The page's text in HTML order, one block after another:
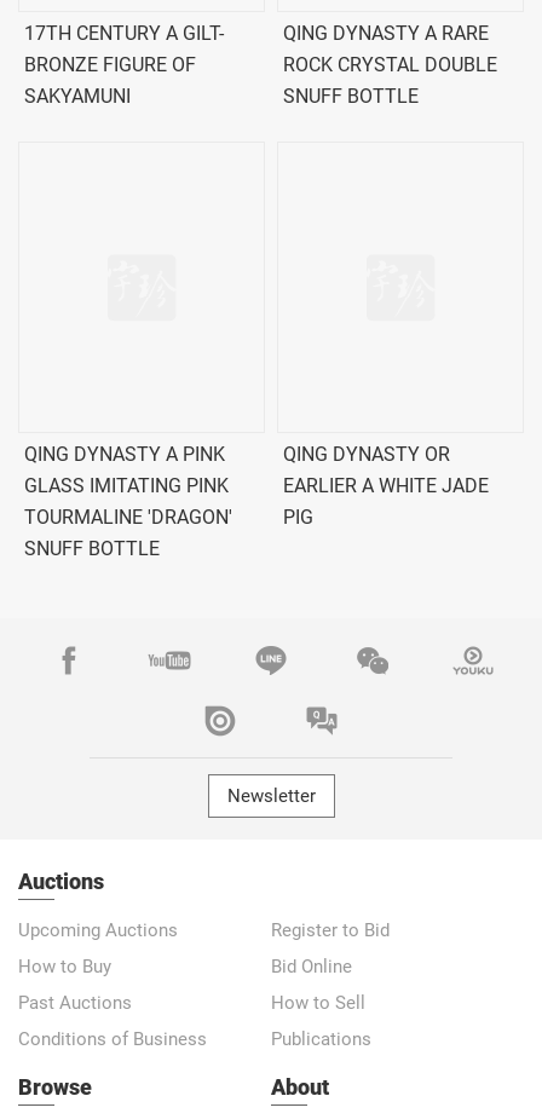
17TH CENTURY A GILT-
BRONZE FIGURE OF
SAKYAMUNI
QING DYNASTY A RARE
ROCK CRYSTAL DOUBLE
SNUFF BOTTLE
QING DYNASTY A PINK
GLASS IMITATING PINK
TOURMALINE 'DRAGON'
SNUFF BOTTLE
QING DYNASTY OR
EARLIER A WHITE JADE
PIG
Newsletter
Auctions
Upcoming Auctions
Register to Bid
How to Buy
Bid Online
Past Auctions
How to Sell
Conditions of Business
Publications
Browse About